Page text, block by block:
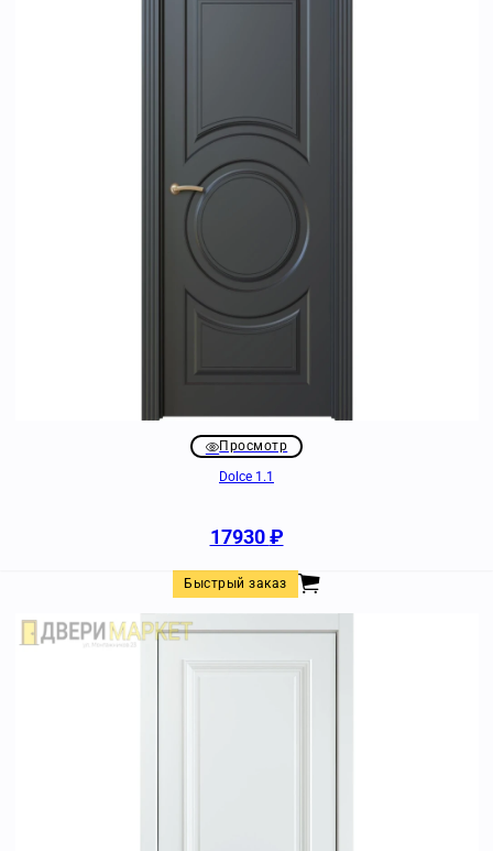
Просмотр
Dolce 1.1
17930₽
Быстрый заказ